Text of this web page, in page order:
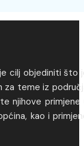
cilj objediniti što
za teme iz
njihove primjene
kao i